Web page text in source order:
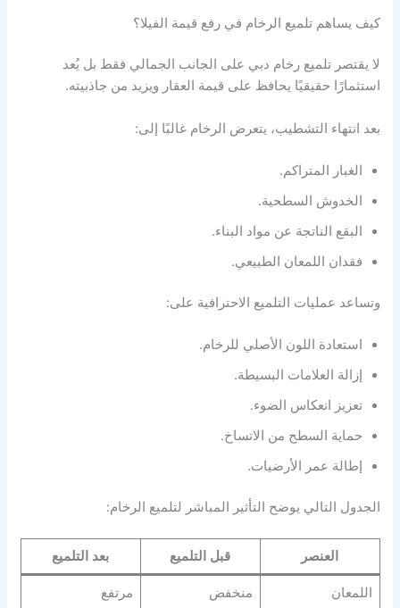
كيف يساهم تلميع الرخام في رفع قيمة الفيلا؟
لا يقتصر تلميع رخام دبي على الجانب الجمالي فقط بل يُعد
استثمارًا حقيقيًا يحافظ على قيمة العقار ويزيد من جاذبيته.
بعد انتهاء التشطيب، يتعرض الرخام غالبًا إلى:
الغبار المتراكم.
الخدوش السطحية.
البقع الناتجة عن مواد البناء.
فقدان اللمعان الطبيعي.
وتساعد عمليات التلميع الاحترافية على:
استعادة اللون الأصلي للرخام.
إزالة العلامات البسيطة.
تعزيز انعكاس الضوء.
حماية السطح من الاتساخ.
إطالة عمر الأرضيات.
الجدول التالي يوضح التأثير المباشر لتلميع الرخام:
العنصر قبل التلميع بعد التلميع
اللمعان منخفض مرتفع